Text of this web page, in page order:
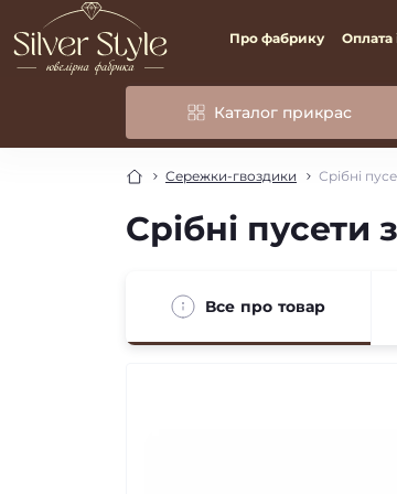
Про фабрику Оплата
Каталог прикрас
Сережки-гвоздики Срібні
Срібні пусети
Все про товар